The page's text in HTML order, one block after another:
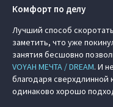
Комфорт по делу
Лучший способ
заметить, что уже
занятия бесшовно
VOYAH МЕЧТА / DREAM. И
благодаря сверхдлинной
одинаково хорошо